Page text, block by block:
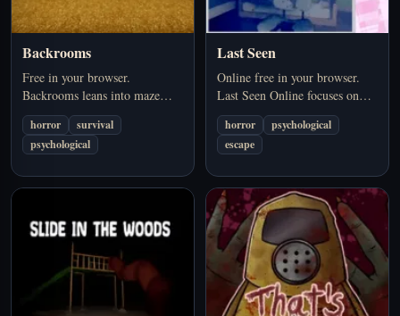
Backrooms
Free in your browser.
Backrooms leans into maze
tension, disorientation, and the
fear of being trapped in a space
that never feels stable. A strong
horror
survival
psychological
Last Seen
Online free in your browser.
Last Seen Online focuses on
mood, uncertainty, and dread
rather than constant action. A
strong pick if you want
horror
psychological
escape